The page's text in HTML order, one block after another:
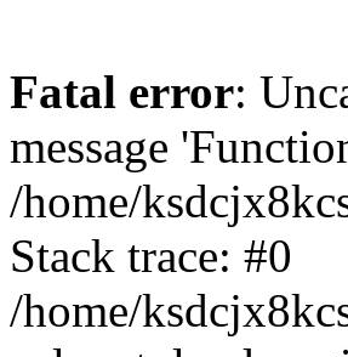
Fatal error:
message
/home/
Stack trace: #0
/home/